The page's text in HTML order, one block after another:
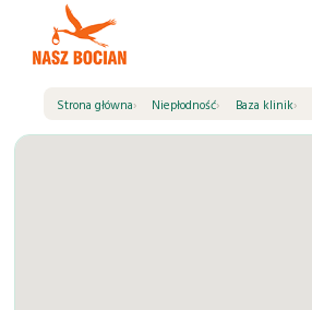
Strona główna Niepłodność Baza klinik